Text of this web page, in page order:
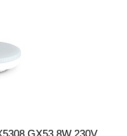
GX53 8W 230V